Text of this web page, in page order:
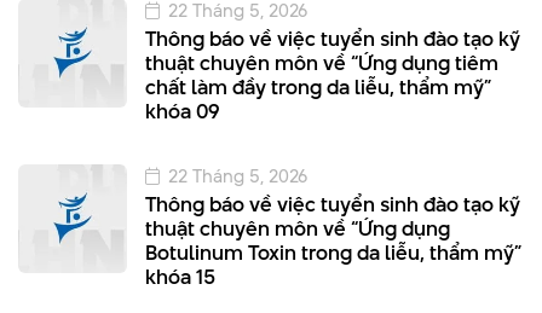
Thông báo về việc tuyển sinh đào tạo kỹ
thuật chuyên môn về “Ứng dụng tiêm
chất làm đầy trong da liễu, thẩm mỹ”
khóa 09
22 Tháng 5, 2026
Thông báo về việc tuyển sinh đào tạo kỹ
thuật chuyên môn về “Ứng dụng
Botulinum Toxin trong da liễu, thẩm mỹ”
khóa 15
22 Tháng 5, 2026